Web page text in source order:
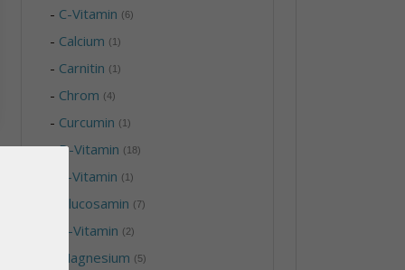
- C-Vitamin (6)
- Calcium (1)
- Carnitin (1)
- Chrom (4)
- Curcumin (1)
-D-Vitamin (18)
E-Vitamin (1)
Glucosamin (7)
K-Vitamin (2)
Magnesium (5)